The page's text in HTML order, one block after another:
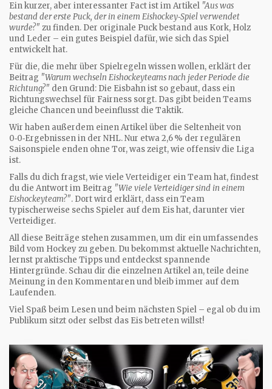
Ein kurzer, aber interessanter Fact ist im Artikel "Aus was
bestand der erste Puck, der in einem Eishockey‑Spiel verwendet
wurde?" zu finden. Der originale Puck bestand aus Kork, Holz
und Leder – ein gutes Beispiel dafür, wie sich das Spiel
entwickelt hat.
Für die, die mehr über Spielregeln wissen wollen, erklärt der
Beitrag "Warum wechseln Eishockeyteams nach jeder Periode die
Richtung?" den Grund: Die Eisbahn ist so gebaut, dass ein
Richtungswechsel für Fairness sorgt. Das gibt beiden Teams
gleiche Chancen und beeinflusst die Taktik.
Wir haben außerdem einen Artikel über die Seltenheit von
0‑0‑Ergebnissen in der NHL. Nur etwa 2,6 % der regulären
Saisonspiele enden ohne Tor, was zeigt, wie offensiv die Liga
ist.
Falls du dich fragst, wie viele Verteidiger ein Team hat, findest
du die Antwort im Beitrag "Wie viele Verteidiger sind in einem
Eishockeyteam?". Dort wird erklärt, dass ein Team
typischerweise sechs Spieler auf dem Eis hat, darunter vier
Verteidiger.
All diese Beiträge stehen zusammen, um dir ein umfassendes
Bild vom Hockey zu geben. Du bekommst aktuelle Nachrichten,
lernst praktische Tipps und entdeckst spannende
Hintergründe. Schau dir die einzelnen Artikel an, teile deine
Meinung in den Kommentaren und bleib immer auf dem
Laufenden.
Viel Spaß beim Lesen und beim nächsten Spiel – egal ob du im
Publikum sitzt oder selbst das Eis betreten willst!